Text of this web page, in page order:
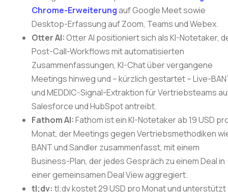
Chrome-Erweiterungauf Google Meet sowie
Desktop-Erfassung auf Zoom, Teams und Webex.
Otter AI:Otter AI positioniert sich als KI-Notetaker,
Post-Call-Workflows mit automatisierten
Zusammenfassungen, KI-Chat über vergangene
Meetings hinweg und – kürzlich gestartet – Live-
und MEDDIC-Signal-Extraktion für Vertriebsteams
Salesforce und HubSpot antreibt.
Fathom AI:Fathom ist ein KI-Notetaker ab 19 USD
Monat, der Meetings gegen Vertriebsmethodiken
BANT und Sandler zusammenfasst, mit einem
Business-Plan, der jedes Gespräch zu einem Deal in
einer gemeinsamen Deal View aggregiert.
tl;dv: tl;dv kostet 29 USD pro Monat und unterstützt